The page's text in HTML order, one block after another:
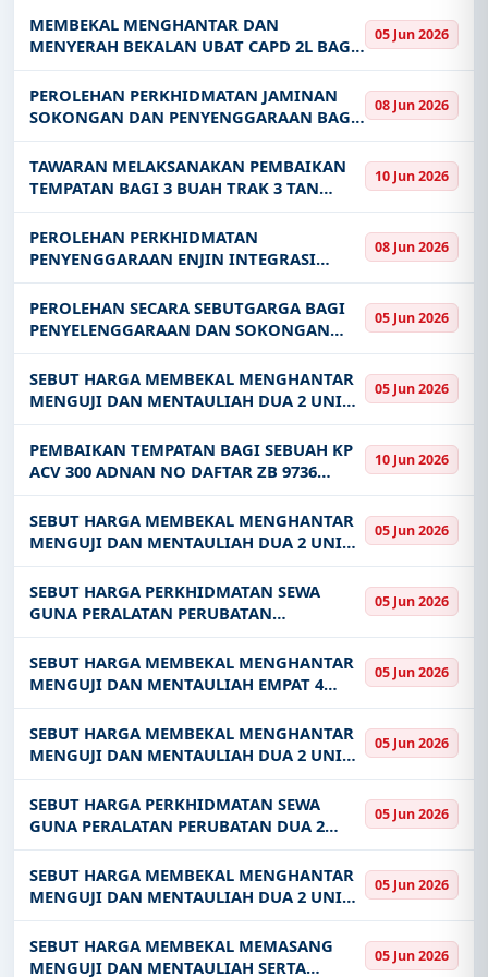
HILUX 2 8L ROUGE NO DAFTAR ZC 6451 ZC
6453 ZC 6454 ZC 6455 ZC 6456 ZC 6459 Z
MEMBEKAL MENGHANTAR DAN
MENYERAH BEKALAN UBAT CAPD 2L BAG 1
25 MMOL CALCIUM DIALYSATE SOLUTION
1 5 DEXTROSE STAYSAFE 17 UBAT 60 2026
BAGI TEMPOH DUA BELAS 12 BULAN
05 Jun 2026
PEROLEHAN PERKHIDMATAN JAMINAN
SOKONGAN DAN PENYENGGARAAN BAGI
PERISIAN MySQL ENTERPRISE EDITION
UNTUK JABATAN PERKHIDMATAN AWAM
BAGI TEMPOH 24 BULAN
08 Jun 2026
TAWARAN MELAKSANAKAN PEMBAIKAN
TEMPATAN BAGI 3 BUAH TRAK 3 TAN
HICOM HANDALAN II NO DAFTAR ZB 8686
ZC 2820 ZC 1267 PASUKAN 12 WOKSYOP
BRIGED
10 Jun 2026
PEROLEHAN PERKHIDMATAN
PENYENGGARAAN ENJIN INTEGRASI
XNARUM INTEGRATION SERVICE
MASTERY ISM UNTUK JABATAN
PERKHIDMATAN AWAM BAGI TEMPOH 24
08 Jun 2026
PEROLEHAN SECARA SEBUTGARGA BAGI
PENYELENGGARAAN DAN SOKONGAN
SISTEM COMF CTS COMPUTERISED
FINANCIAL AND COST ACCOUNTING
SYSTEM BAGI TEMPOH 36 BULAN DI
BAHAGIAN PERKHIDMATAN MEKAN
05 Jun 2026
SEBUT HARGA MEMBEKAL MENGHANTAR
MENGUJI DAN MENTAULIAH DUA 2 UNIT
SEMI AUTO DEFIBRILLATOR KE FASILITI
KESIHATAN DI BAWAH SELIAAN PEJABAT
KESIHATAN BAHAGIAN MUKAH
05 Jun 2026
PEMBAIKAN TEMPATAN BAGI SEBUAH KP
ACV 300 ADNAN NO DAFTAR ZB 9736
PASUKAN 4 WKSP BGD MEK
10 Jun 2026
SEBUT HARGA MEMBEKAL MENGHANTAR
MENGUJI DAN MENTAULIAH DUA 2 UNIT
BODY COMPOSITION ANALYZER KE
FASILITI KESIHATAN DI BAWAH SELIAAN
PEJABAT KESIHATAN BAHAGIAN MUKAH
05 Jun 2026
SEBUT HARGA PERKHIDMATAN SEWA
GUNA PERALATAN PERUBATAN
MICROSCOPE BX43 UNTUK KEGUNAAN
JABATAN PATOLOGI DI HOSPITAL RAJA
PERMAISURI BAINUN IPOH PERAK BAGI
TEMPOH EMPAT PULUH LAPAN
05 Jun 2026
SEBUT HARGA MEMBEKAL MENGHANTAR
MENGUJI DAN MENTAULIAH EMPAT 4
UNIT AUTOCLAVE KE FASILITI KESIHATAN
DI BAWAH SELIAAN PEJABAT KESIHATAN
BAHAGIAN MUKAH
05 Jun 2026
SEBUT HARGA MEMBEKAL MENGHANTAR
MENGUJI DAN MENTAULIAH DUA 2 UNIT
PERAHU PANJANG DENGAN ENJIN 30 HP
KE FASILITI KESIHATAN DI BAWAH
SELIAAN PEJABAT KESIHATAN BAHAGIAN
05 Jun 2026
SEBUT HARGA PERKHIDMATAN SEWA
GUNA PERALATAN PERUBATAN DUA 2
UNIT MESIN PHACOEMULSIFICATION FOR
CATARACT SURGERY UNTUK KEGUNAAN
JABATAN OFTALMOLOGI DI HOSPITAL
RAJA PERMAISURI BA
05 Jun 2026
SEBUT HARGA MEMBEKAL MENGHANTAR
MENGUJI DAN MENTAULIAH DUA 2 UNIT
ULTRASOUND MACHINE KE KLINIK
KESIHATAN FASILITI DI BAWAH SELIAAN
PEJABAT KESIHATAN BAHAGIAN MUKAH
05 Jun 2026
SEBUT HARGA MEMBEKAL MEMASANG
MENGUJI DAN MENTAULIAH SERTA
05 Jun 2026